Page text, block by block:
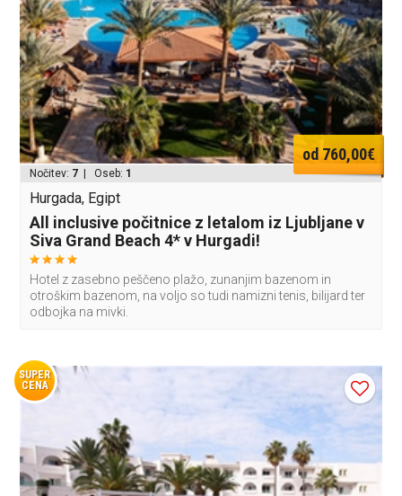
od 760,00€
Nočitev: 7 | Oseb: 1
Hurgada, Egipt
All inclusive počitnice z letalom iz Ljubljane v
Siva Grand Beach 4* v Hurgadi!
Hotel z zasebno peščeno plažo, zunanjim bazenom in
otroškim bazenom, na voljo so tudi namizni tenis, bilijard ter
odbojka na mivki.
SUPER
CENA